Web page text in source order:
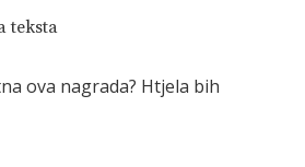
teksta
ova nagrada? Htjela bih